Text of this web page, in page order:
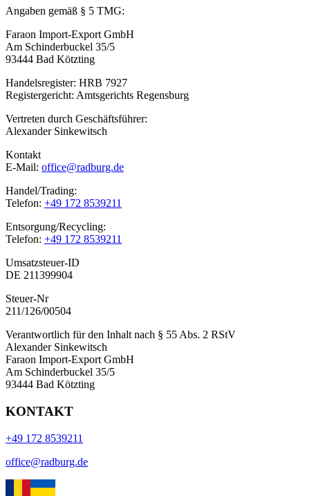
Angaben gemäß § 5 TMG:
Faraon Import-Export GmbH
Am Schinderbuckel 35/5
93444 Bad Kötzting
Handelsregister: HRB 7927
Registergericht: Amtsgerichts Regensburg
Vertreten durch Geschäftsführer:
Alexander Sinkewitsch
Kontakt
E-Mail: office@radburg.de
Handel/Trading:
Telefon: +49 172 8539211
Entsorgung/Recycling:
Telefon: +49 172 8539211
Umsatzsteuer-ID
DE 211399904
Steuer-Nr
211/126/00504
Verantwortlich für den Inhalt nach § 55 Abs. 2 RStV
Alexander Sinkewitsch
Faraon Import-Export GmbH
Am Schinderbuckel 35/5
93444 Bad Kötzting
KONTAKT
+49 172 8539211
office@radburg.de